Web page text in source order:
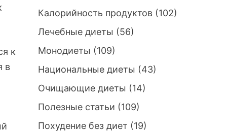
к
в
Калорийность продуктов(102)
Лечебные диеты (56)
Монодиеты (109)
Национальные диеты (43)
Очищающие диеты (14)
Полезные статьи (109)
Похудение без диет (19)